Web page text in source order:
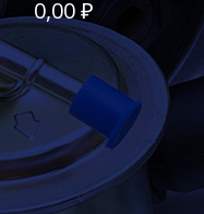
0,00 ₽